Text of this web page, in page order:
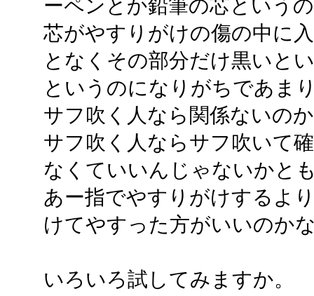
ーペンとか鉛筆の芯という
芯がやすりがけの傷の中に
となくその部分だけ黒いと
というのになりがちであま
サフ吹く人なら関係ないの
サフ吹く人ならサフ吹いて
なくていいんじゃないかと
あー指でやすりがけするよ
けてやすった方がいいのか
いろいろ試してみますか。